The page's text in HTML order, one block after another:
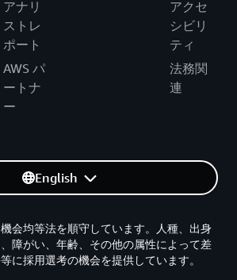
アナリ
ストレ
ポート
AWS パ
ートナ
ー
アクセ
シビリ
ティ
法務関
連
English
会均等法を順守しています。人種、出身
障がい、年齢、その他の属性によって差
に採用選考の機会を提供しています。